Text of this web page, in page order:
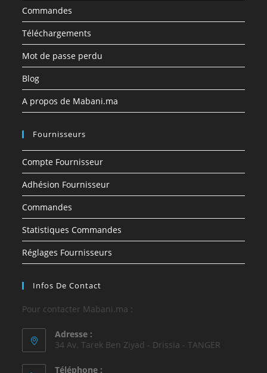
Commandes
Téléchargements
Mot de passe perdu
Blog
A propos de Mabani.ma
Fournisseurs
Compte Fournisseur
Adhésion Fournisseur
Commandes
Statistiques Commandes
Réglages Fournisseurs
Infos De Contact
Pour contacter Mabani.ma :
Adresse :
34 Av. Tarek Ben Ziyad - Drissia - TANGER
Téléphone :